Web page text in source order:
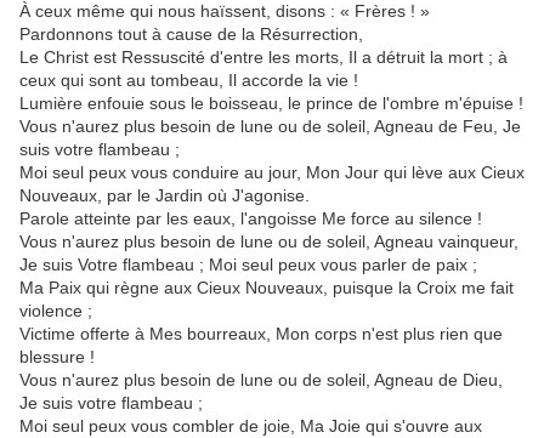
À ceux même qui nous haïssent, disons : « Frères ! »
Pardonnons tout à cause de la Résurrection,
Le Christ est Ressuscité d'entre les morts, Il a détruit la mort ; à
ceux qui sont au tombeau, Il accorde la vie !
Lumière enfouie sous le boisseau, le prince de l'ombre m'épuise !
Vous n'aurez plus besoin de lune ou de soleil, Agneau de Feu, Je
suis votre flambeau ;
Moi seul peux vous conduire au jour, Mon Jour qui lève aux Cieux
Nouveaux, par le Jardin où J'agonise.
Parole atteinte par les eaux, l'angoisse Me force au silence !
Vous n'aurez plus besoin de lune ou de soleil, Agneau vainqueur,
Je suis Votre flambeau ; Moi seul peux vous parler de paix ;
Ma Paix qui règne aux Cieux Nouveaux, puisque la Croix me fait
violence ;
Victime offerte à Mes bourreaux, Mon corps n'est plus rien que
blessure !
Vous n'aurez plus besoin de lune ou de soleil, Agneau de Dieu,
Je suis votre flambeau ;
Moi seul peux vous combler de joie, Ma Joie qui s'ouvre aux